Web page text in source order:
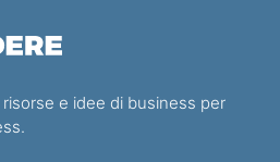
risorse e idee di business per